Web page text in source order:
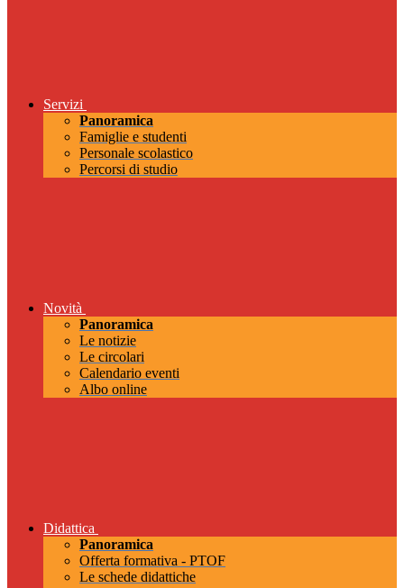
Servizi
Panoramica
Famiglie e studenti
Personale scolastico
Percorsi di studio
Novità
Panoramica
Le notizie
Le circolari
Calendario eventi
Albo online
Didattica
Panoramica
Offerta formativa - PTOF
Le schede didattiche